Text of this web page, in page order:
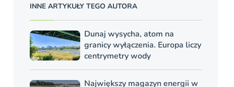
INNE ARTYKUŁY TEGO AUTORA
Dunaj wysycha, atom na
granicy wyłączenia. Europa liczy
centrymetry wody
Największy magazyn energii w